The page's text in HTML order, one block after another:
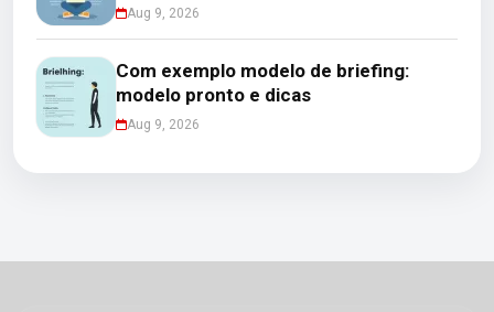
Aug 9, 2026
Com exemplo modelo de briefing:
modelo pronto e dicas
Aug 9, 2026